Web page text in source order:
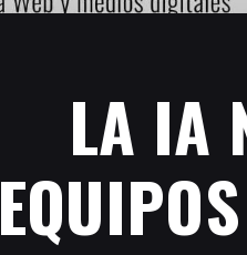
LA IA